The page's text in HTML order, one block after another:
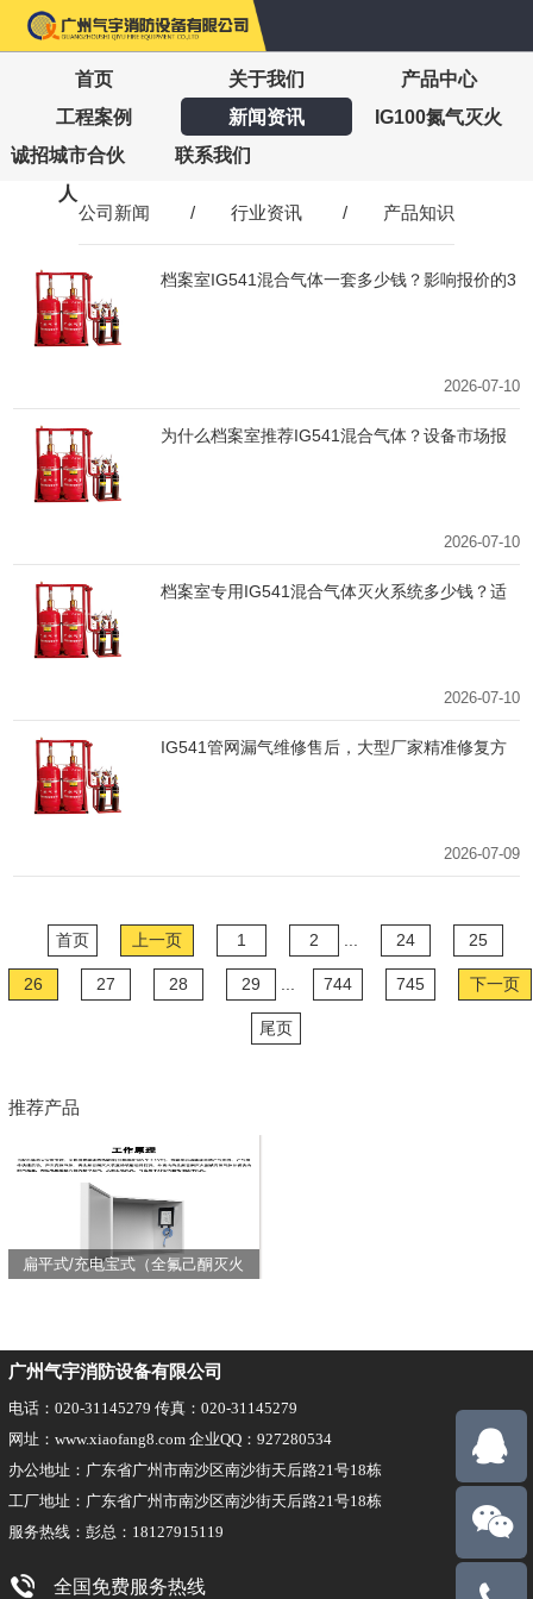
首页 关于我们
产品中心
工程案例
新闻资讯
IG100氮气灭火
诚招城市合伙
人
联系我们
公司新闻 / 行业资讯 / 产品知识
档案室IG541混合气体一套多少钱？影响报价的3
2026-07-10
为什么档案室推荐IG541混合气体？设备市场报
2026-07-10
档案室专用IG541混合气体灭火系统多少钱？适
2026-07-10
IG541管网漏气维修售后，大型厂家精准修复方
2026-07-09
首页 上一页 1 2 24 25
26 27 28 29 744 745 下一页
尾页
推荐产品
扁平式/充电宝式（全氟己酮灭火
广州气宇消防设备有限公司
电话：020-31145279 传真：020-31145279
网址：www.xiaofang8.com 企业QQ：927280534
办公地址：广东省广州市南沙区南沙街天后路21号18栋
工厂地址：广东省广州市南沙区南沙街天后路21号18栋
服务热线：彭总：18127915119
全国免费服务热线